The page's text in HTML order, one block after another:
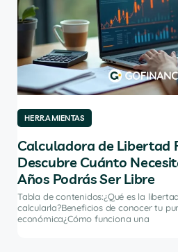
HERRAMIENTAS
Calculadora de Libertad
Descubre Cuánto
Años Podrás Ser Libre
Tabla de contenidos:¿Qué es la
calcularla?Beneficios de conocer tu
económica¿Cómo funciona una